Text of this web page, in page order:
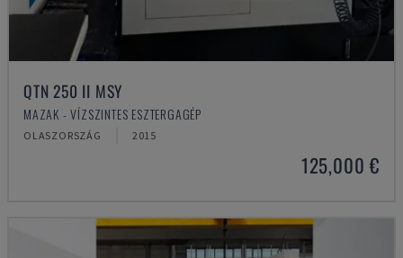
QTN 250 II MSY
MAZAK - VÍZSZINTES ESZTERGAGÉP
OLASZORSZÁG 2015
125,000 €